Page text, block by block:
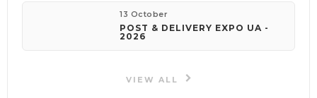
13 October
POST & DELIVERY EXPO UA -
2026
VIEW ALL